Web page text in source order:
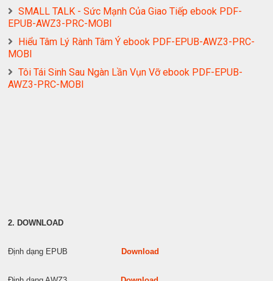
SMALL TALK - Sức Mạnh Của Giao Tiếp ebook PDF-
EPUB-AWZ3-PRC-MOBI
Hiểu Tâm Lý Rành Tâm Ý ebook PDF-EPUB-AWZ3-PRC-
MOBI
Tôi Tái Sinh Sau Ngàn Lần Vụn Vỡ ebook PDF-EPUB-
AWZ3-PRC-MOBI
2. DOWNLOAD
Định dạng EPUB Download